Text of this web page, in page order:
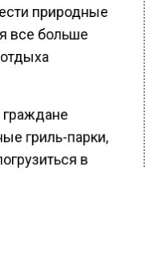
природные
все больше
граждане
гриль-парки,
в